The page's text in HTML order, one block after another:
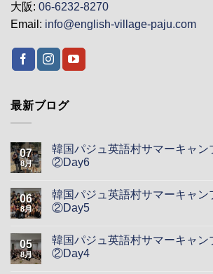
大阪: 06-6232-8270
Email: info@english-village-paju.com
最新ブログ
07
8月
韓国パジュ英語村サマーキャン
②Day6
06
8月
韓国パジュ英語村サマーキャン
②Day5
05
8月
韓国パジュ英語村サマーキャン
②Day4